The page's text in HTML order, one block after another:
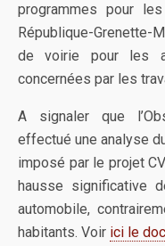
programmes pour
République-
de voirie pour les
concernées par les
A signaler que
effectué une analyse
imposé par le projet
hausse significative
automobile,
habitants. Voir ici le